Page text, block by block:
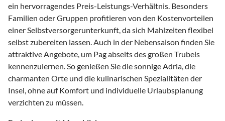
ein hervorragendes Preis-Leistungs-Verhältnis. Besonders
Familien oder Gruppen profitieren von den Kostenvorteilen
einer Selbstversorgerunterkunft, da sich Mahlzeiten flexibel
selbst zubereiten lassen. Auch in der Nebensaison finden Sie
attraktive Angebote, um Pag abseits des großen Trubels
kennenzulernen. So genießen Sie die sonnige Adria, die
charmanten Orte und die kulinarischen Spezialitäten der
Insel, ohne auf Komfort und individuelle Urlaubsplanung
verzichten zu müssen.